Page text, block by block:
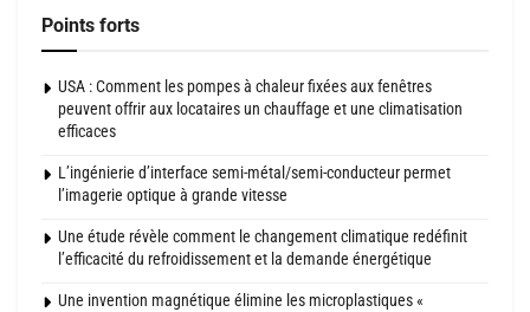
Points forts
USA : Comment les pompes à chaleur fixées aux fenêtres
peuvent offrir aux locataires un chauffage et une climatisation
efficaces
L’ingénierie d’interface semi-métal/semi-conducteur permet
l’imagerie optique à grande vitesse
Une étude révèle comment le changement climatique redéfinit
l’efficacité du refroidissement et la demande énergétique
Une invention magnétique élimine les microplastiques «